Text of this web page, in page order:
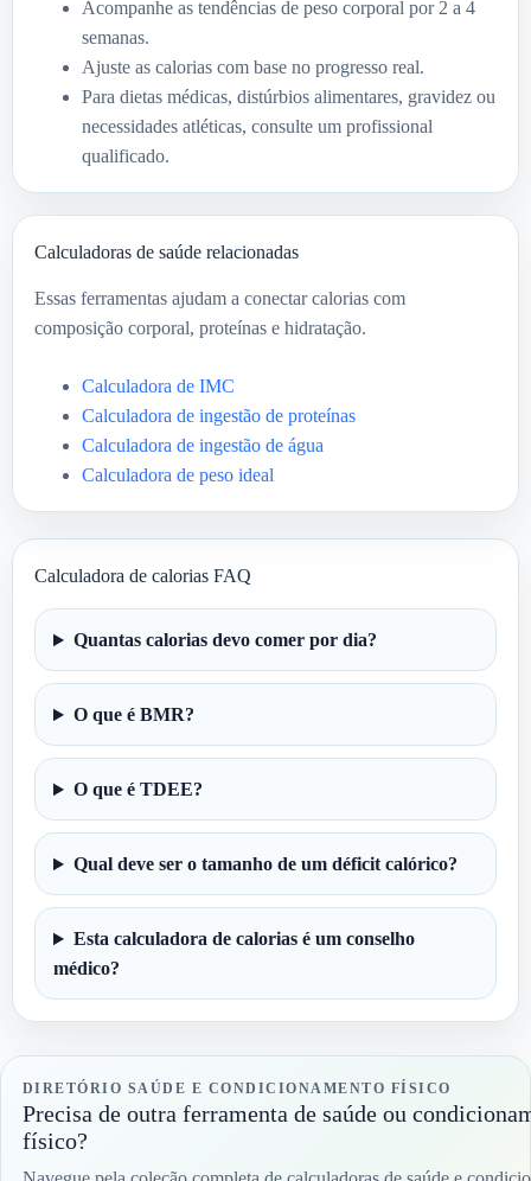
Acompanhe as tendências de peso corporal por 2 a 4
semanas.
Ajuste as calorias com base no progresso real.
Para dietas médicas, distúrbios alimentares, gravidez ou
necessidades atléticas, consulte um profissional
qualificado.
Calculadoras de saúde relacionadas
Essas ferramentas ajudam a conectar calorias com
composição corporal, proteínas e hidratação.
Calculadora de IMC
Calculadora de ingestão de proteínas
Calculadora de ingestão de água
Calculadora de peso ideal
Calculadora de calorias FAQ
Quantas calorias devo comer por dia?
O que é BMR?
O que é TDEE?
Qual deve ser o tamanho de um déficit calórico?
Esta calculadora de calorias é um conselho
médico?
DIRETÓRIO SAÚDE E CONDICIONAMENTO FÍSICO
Precisa de outra ferramenta de saúde ou
físico?